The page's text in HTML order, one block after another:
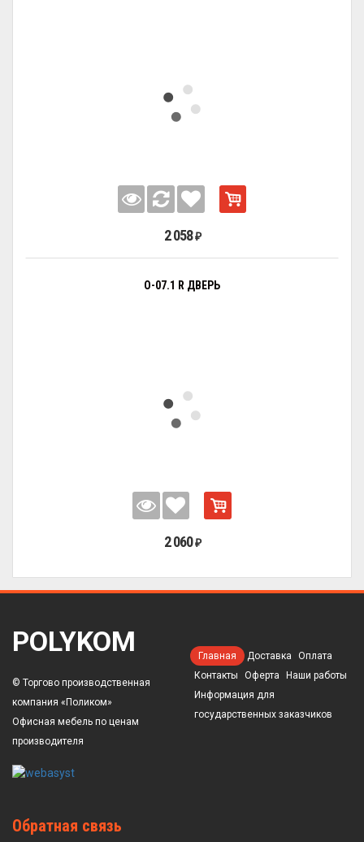
2 058 ₽
О-07.1 R ДВЕРЬ
2 060 ₽
POLYKOM
© Торгово производственная
компания «Поликом»
Офисная мебель по ценам
производителя
Главная Доставка
Оплата
Контакты
Оферта
Наши работы
Информация для
государственных заказчиков
Обратная связь